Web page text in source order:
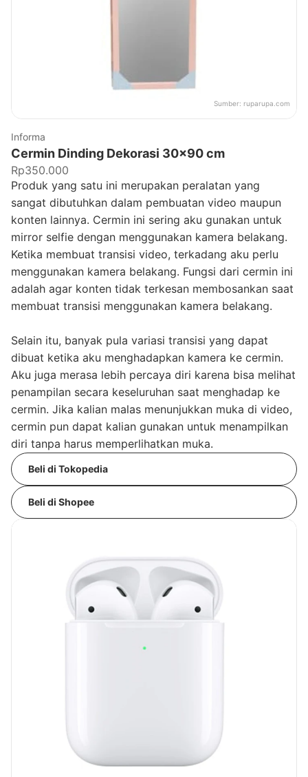
Sumber: ruparupa.com
Informa
Cermin Dinding Dekorasi 30x90 cm
Rp350.000
Produk yang satu ini merupakan peralatan yang
sangat dibutuhkan dalam pembuatan video maupun
konten lainnya. Cermin ini sering aku gunakan untuk
mirror selfie dengan menggunakan kamera belakang.
Ketika membuat transisi video, terkadang aku perlu
menggunakan kamera belakang. Fungsi dari cermin ini
adalah agar konten tidak terkesan membosankan saat
membuat transisi menggunakan kamera belakang.
Selain itu, banyak pula variasi transisi yang dapat
dibuat ketika aku menghadapkan kamera ke cermin.
Aku juga merasa lebih percaya diri karena bisa melihat
penampilan secara keseluruhan saat menghadap ke
cermin. Jika kalian malas menunjukkan muka di video,
cermin pun dapat kalian gunakan untuk menampilkan
diri tanpa harus memperlihatkan muka.
Beli di Tokopedia
Beli di Shopee